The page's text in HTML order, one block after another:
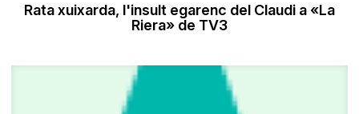
Rata xuixarda, l'insult egarenc del Claudi a «La
Riera» de TV3